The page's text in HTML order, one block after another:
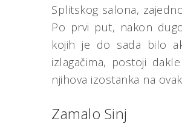
Splitskog salona,
Po prvi put, nakon
kojih je do sada bilo
izlagačima, postoji
njihova izostanka na
Zamalo Sinj